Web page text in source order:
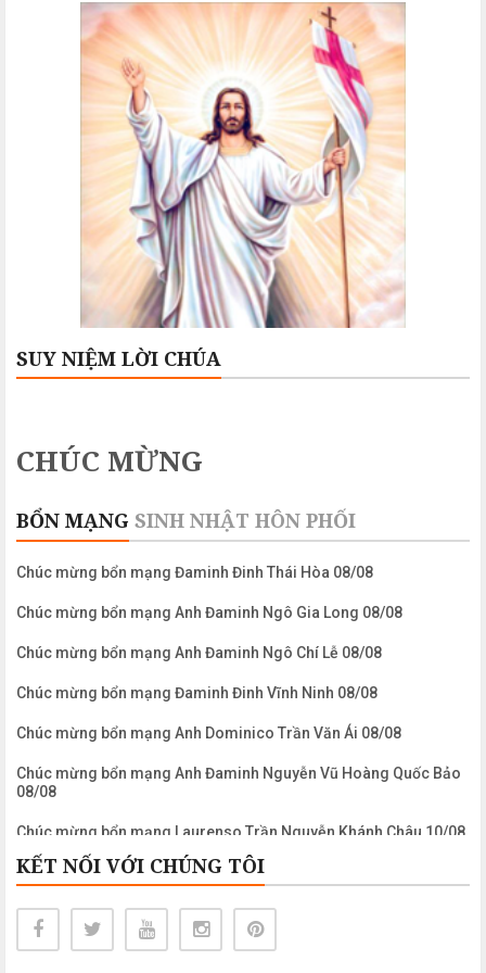
SUY NIỆM LỜI CHÚA
CHÚC MỪNG
BỔN MẠNG SINH NHẬT HÔN PHỐI
Chúc mừng bổn mạng Đaminh Đinh Thái Hòa 08/08
Chúc mừng bổn mạng Anh Đaminh Ngô Gia Long 08/08
Chúc mừng bổn mạng Anh Đaminh Ngô Chí Lễ 08/08
Chúc mừng bổn mạng Đaminh Đinh Vĩnh Ninh 08/08
Chúc mừng bổn mạng Anh Dominico Trần Văn Ái 08/08
Chúc mừng bổn mạng Anh Đaminh Nguyễn Vũ Hoàng Quốc Bảo
08/08
Chúc mừng bổn mạng Laurenso Trần Nguyễn Khánh Châu 10/08
Chúc mừng bổn mạng Anh Laurenso Nguyễn Ngọc Biển 10/08
Chúc mừng bổn mạng Chị Maria Clara Phạm Mỹ Khanh 11/08
Chúc mừng bổn mạng Anh Maximiliano Mariakolbe Nguyễn
KẾT NỐI VỚI CHÚNG TÔI